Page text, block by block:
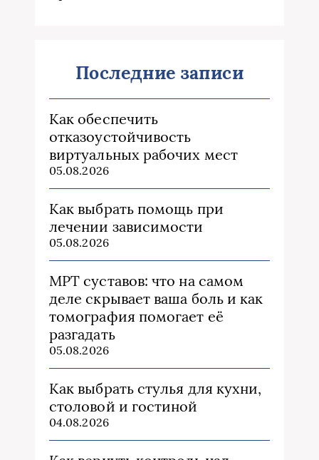
Последние записи
Как обеспечить
отказоустойчивость
виртуальных рабочих мест
05.08.2026
Как выбрать помощь при
лечении зависимости
05.08.2026
МРТ суставов: что на самом
деле скрывает ваша боль и как
томография помогает её
разгадать
05.08.2026
Как выбрать стулья для кухни,
столовой и гостиной
04.08.2026